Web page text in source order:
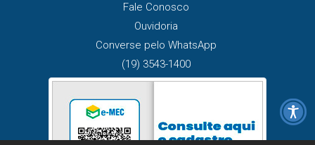
Fale Conosco
Ouvidoria
Converse pelo WhatsApp
(19) 3543-1400